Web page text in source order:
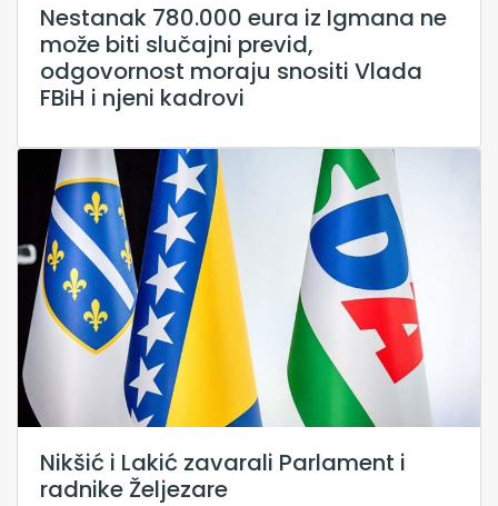
Nestanak 780.000 eura iz Igmana ne
može biti slučajni previd,
odgovornost moraju snositi Vlada
FBiH i njeni kadrovi
Nikšić i Lakić zavarali Parlament i
radnike Željezare